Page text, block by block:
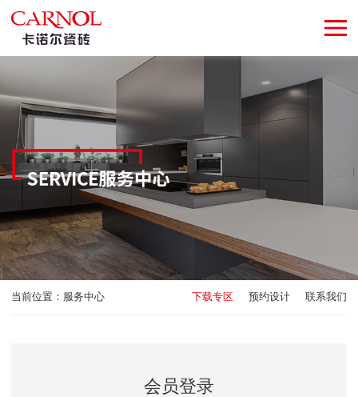
当前位置： 服务中心 下载专区 预约设计 联系我们
会员登录